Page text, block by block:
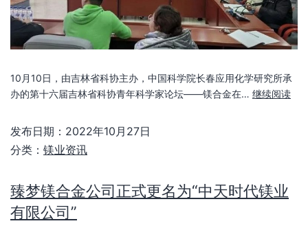
10月10日，由吉林省科协主办，中国科学院长春应用化学研究所承
办的第十六届吉林省科协青年科学家论坛——镁合金在… 继续阅读
发布日期： 2022年10月27日
分类： 镁业资讯
臻梦镁合金公司正式更名为“中天时代镁业
有限公司”